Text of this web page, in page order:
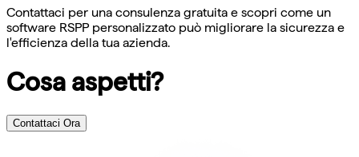
Contattaci per una consulenza gratuita e scopri come un
software RSPP personalizzato può migliorare la sicurezza e
l'efficienza della tua azienda.
Cosa aspetti?
Contattaci Ora